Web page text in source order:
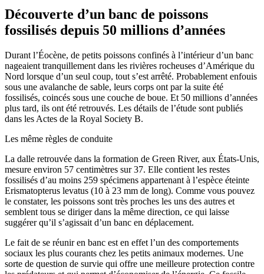
Découverte d’un banc de poissons
fossilisés depuis 50 millions d’années
Durant l’Éocène, de petits poissons confinés à l’intérieur d’un banc
nageaient tranquillement dans les rivières rocheuses d’Amérique du
Nord lorsque d’un seul coup, tout s’est arrêté. Probablement enfouis
sous une avalanche de sable, leurs corps ont par la suite été
fossilisés, coincés sous une couche de boue. Et 50 millions d’années
plus tard, ils ont été retrouvés. Les détails de l’étude sont publiés
dans les Actes de la Royal Society B.
Les même règles de conduite
La dalle retrouvée dans la formation de Green River, aux États-Unis,
mesure environ 57 centimètres sur 37. Elle contient les restes
fossilisés d’au moins 259 spécimens appartenant à l’espèce éteinte
Erismatopterus levatus (10 à 23 mm de long). Comme vous pouvez
le constater, les poissons sont très proches les uns des autres et
semblent tous se diriger dans la même direction, ce qui laisse
suggérer qu’il s’agissait d’un banc en déplacement.
Le fait de se réunir en banc est en effet l’un des comportements
sociaux les plus courants chez les petits animaux modernes. Une
sorte de question de survie qui offre une meilleure protection contre